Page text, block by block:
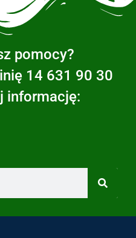
pomocy?
14 631 90 30
informację: